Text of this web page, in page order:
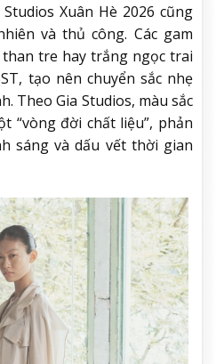
Xuân Hè 2026 cũng
và thủ công. Các gam
tre hay trắng ngọc trai
tạo nên chuyển sắc nhẹ
Theo Gia Studios, màu sắc
“vòng đời chất liệu”, phản
sáng và dấu vết thời gian